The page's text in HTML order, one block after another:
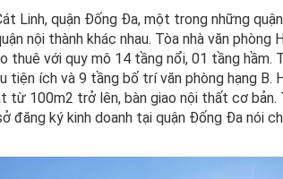
Linh, quận Đống Đa, một trong những
nội thành khác nhau. Tòa nhà văn phòng
thuê với quy mô 14 tầng nổi, 01 tầng hầm.
ích và 9 tầng bố trí văn phòng hạng B.
từ 100m2 trở lên, bàn giao nội thất cơ bản.
ký kinh doanh tại quận Đống Đa nói